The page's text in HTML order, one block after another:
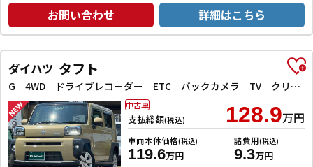
お問い合わせ 詳細はこちら
ダイハツ タフト
G 4WD ドライブレコーダー ETC バックカメラ TV クリアランスソナー レーンアシスト 衝突被害軽減システム オートライト LEDヘッドランプ ヘッドライトウォッシャー スマートキー
支払総額(税込) 128.9万円
車両本体価格(税込)
119.6万円
諸費用(税込)
9.3万円
中古車